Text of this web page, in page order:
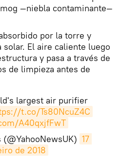
—niebla contaminante—
por la torre y
El aire caliente luego
y pasa a través de
de limpieza antes de
largest air purifier
t.co/Ts80NcuZ4C
A40qxjfFwT
17
de 2018